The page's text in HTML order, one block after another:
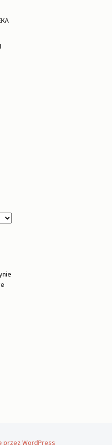
przez WordPress